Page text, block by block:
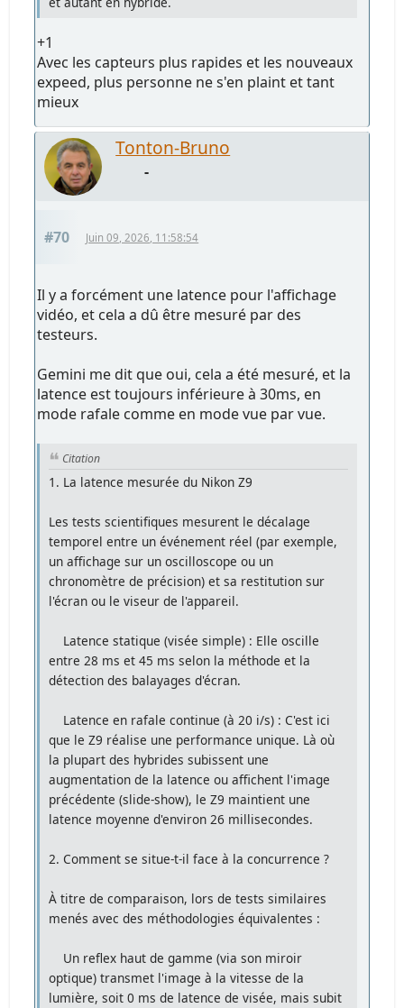
+1
Avec les capteurs plus rapides et les nouveaux
expeed, plus personne ne s'en plaint et tant
mieux
Tonton-Bruno
-
#70 Juin 09, 2026, 11:58:54
Il y a forcément une latence pour l'affichage
vidéo, et cela a dû être mesuré par des
testeurs.
Gemini me dit que oui, cela a été mesuré, et la
latence est toujours inférieure à 30ms, en
mode rafale comme en mode vue par vue.
Citation
1. La latence mesurée du Nikon Z9
Les tests scientifiques mesurent le décalage
temporel entre un événement réel (par exemple,
un affichage sur un oscilloscope ou un
chronomètre de précision) et sa restitution sur
l'écran ou le viseur de l'appareil.
Latence statique (visée simple) : Elle oscille
entre 28 ms et 45 ms selon la méthode et la
détection des balayages d'écran.
Latence en rafale continue (à 20 i/s) : C'est ici
que le Z9 réalise une performance unique. Là où
la plupart des hybrides subissent une
augmentation de la latence ou affichent l'image
précédente (slide-show), le Z9 maintient une
latence moyenne d'environ 26 millisecondes.
2. Comment se situe-t-il face à la concurrence ?
À titre de comparaison, lors de tests similaires
menés avec des méthodologies équivalentes :
Un reflex haut de gamme (via son miroir
optique) transmet l'image à la vitesse de la
lumière, soit 0 ms de latence de visée, mais subit